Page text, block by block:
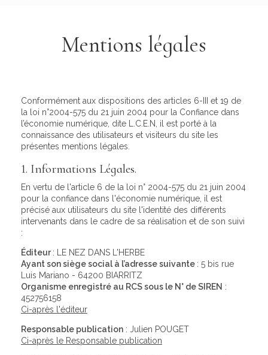
Mentions légales
Conformément aux dispositions des articles 6-III et 19 de
la loi n°2004-575 du 21 juin 2004 pour la Confiance dans
l’économie numérique, dite L.C.E.N, il est porté à la
connaissance des utilisateurs et visiteurs du site les
présentes mentions légales.
1. Informations Légales.
En vertu de l'article 6 de la loi n° 2004-575 du 21 juin 2004
pour la confiance dans l'économie numérique, il est
précisé aux utilisateurs du site l'identité des différents
intervenants dans le cadre de sa réalisation et de son suivi
:
Éditeur: LE NEZ DANS L'HERBE
Ayant son siège social à l’adresse suivante : 5 bis rue
Luis Mariano - 64200 BIARRITZ
Organisme enregistré au RCS sous le N° de SIREN :
452756158
Ci-après l'éditeur
Responsable publication : Julien POUGET
Ci-après le Responsable publication